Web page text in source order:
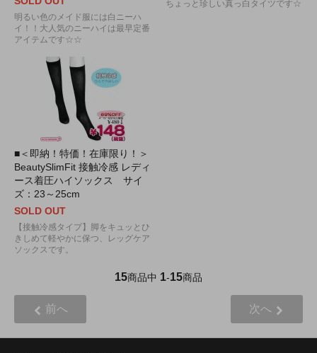
明るい色のメイド服には白ニーハ
イ！！大人気のニーハイは最早定番
アイテムです☆☆
ちょっと珍しい真っ白タイツです☆
■＜即納！特価！在庫限り！＞
BeautySlimFit 接触冷感 レディ
ース着圧ハイソックス サイ
ズ：23～25cm
SOLD OUT
【接触冷感タイプ】脚をキュッとひ
きしめて軽やかに保つ、レッグケア
ソックスです。
15商品中 1-15商品
前へ 次へ